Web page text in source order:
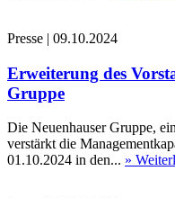
Presse | 09.10.2024
Erweiterung des
Gruppe
Die Neuenhauser Gruppe,
verstärkt die
01.10.2024 in den... »